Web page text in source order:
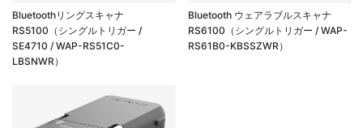
Bluetoothリングスキャナ
RS5100（シングルトリガー /
SE4710 / WAP-RS51C0-
LBSNWR）
Bluetooth ウェアラブルスキャナ
RS6100（シングルトリガー / WAP-
RS61B0-KBSSZWR）